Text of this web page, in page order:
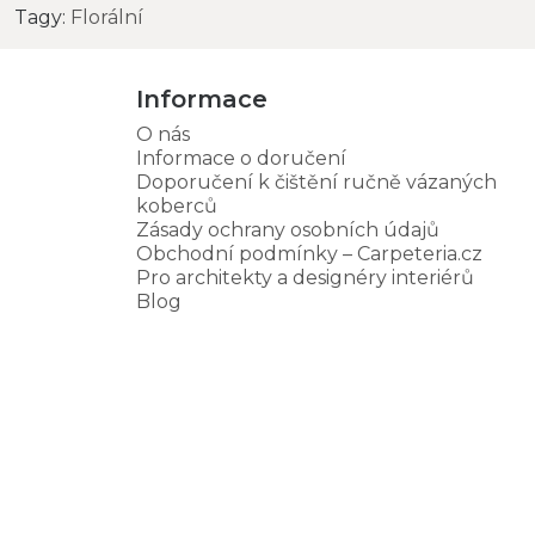
Tagy: Florální
Informace
O nás
Informace o doručení
Doporučení k čištění ručně vázaných
koberců
Zásady ochrany osobních údajů
Obchodní podmínky – Carpeteria.cz
Pro architekty a designéry interiérů
Blog